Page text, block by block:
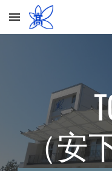
Skip to main content
（安